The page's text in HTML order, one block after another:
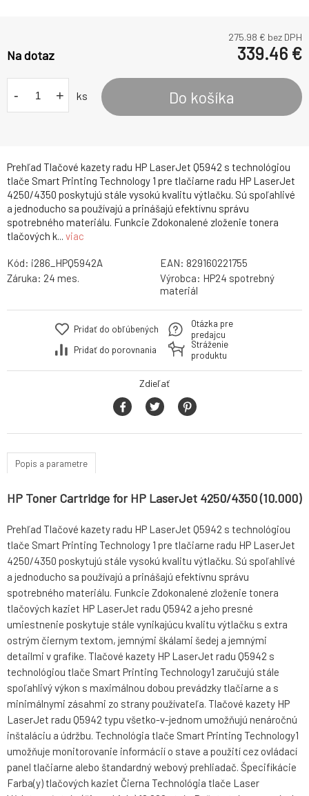
Prehľad Tlačové kazety radu HP LaserJet Q5942 s technológiou
tlače Smart Printing Technology 1 pre tlačiarne radu HP LaserJet
4250/4350 poskytujú stále vysokú kvalitu výtlačku. Sú spoľahlivé
a jednoducho sa používajú a prinášajú efektívnu správu
spotrebného materiálu. Funkcie Zdokonalené zloženie tonera
tlačových k... viac
275.98 € bez DPH
Na dotaz 339.46 €
- + ks Do košíka
Kód: i286_HPQ5942A EAN: 829160221755
Záruka: 24 mes. Výrobca: HP24 spotrebný
materiál
Pridať do obľúbených
Pridať do porovnania
Otázka pre
predajcu
Stráženie
produktu
Zdieľať
Popis a parametre
HP Toner Cartridge for HP LaserJet 4250/4350 (10.000)
Prehľad Tlačové kazety radu HP LaserJet Q5942 s technológiou
tlače Smart Printing Technology 1 pre tlačiarne radu HP LaserJet
4250/4350 poskytujú stále vysokú kvalitu výtlačku. Sú spoľahlivé
a jednoducho sa používajú a prinášajú efektívnu správu
spotrebného materiálu. Funkcie Zdokonalené zloženie tonera
tlačových kaziet HP LaserJet radu Q5942 a jeho presné
umiestnenie poskytuje stále vynikajúcu kvalitu výtlačku s extra
ostrým čiernym textom, jemnými škálami šedej a jemnými
detailmi v grafike. Tlačové kazety HP LaserJet radu Q5942 s
technológiou tlače Smart Printing Technology1 zaručujú stále
spoľahlivý výkon s maximálnou dobou prevádzky tlačiarne a s
minimálnymi zásahmi zo strany používateľa. Tlačové kazety HP
LaserJet radu Q5942 typu všetko-v-jednom umožňujú nenáročnú
inštaláciu a údržbu. Technológia tlače Smart Printing Technology1
umožňuje monitorovanie informácií o stave a použití cez ovládací
panel tlačiarne alebo štandardný webový prehliadač. Špecifikácie
Farba(y) tlačových kaziet Čierna Technológia tlače Laser